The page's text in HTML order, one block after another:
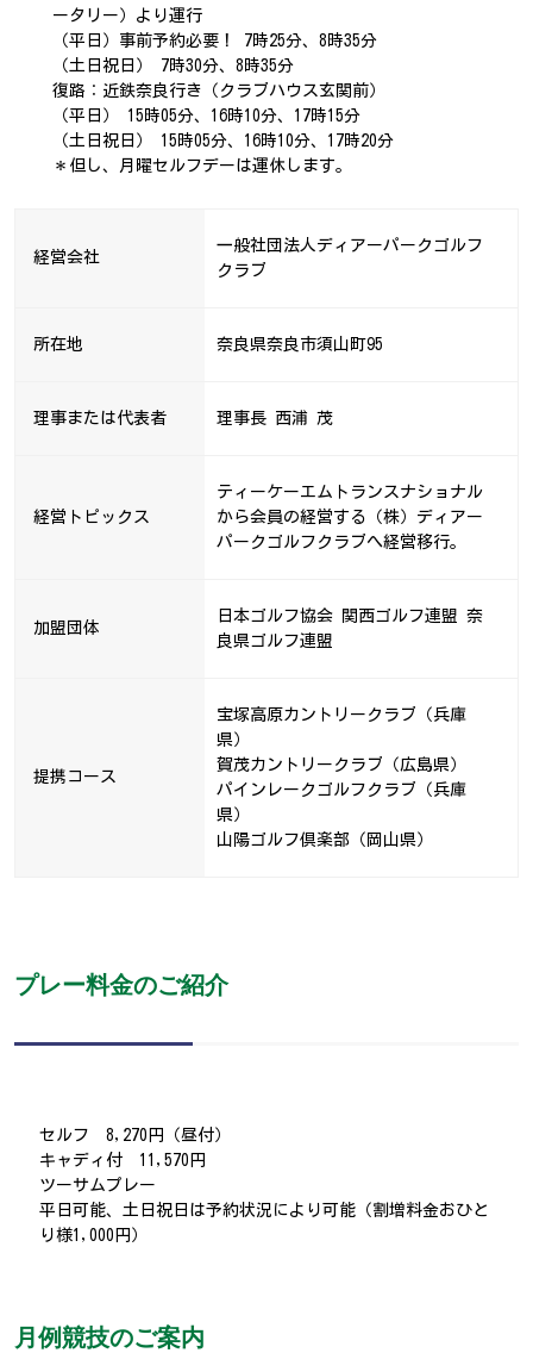
ータリー）より運行
（平日）事前予約必要！ 7時25分、8時35分
（土日祝日） 7時30分、8時35分
復路：近鉄奈良行き（クラブハウス玄関前）
（平日） 15時05分、16時10分、17時15分
（土日祝日） 15時05分、16時10分、17時20分
＊但し、月曜セルフデーは運休します。
経営会社
一般社団法人ディアーパークゴルフ
クラブ
所在地 奈良県奈良市須山町95
理事または代表者 理事長 西浦 茂
経営トピックス
ティーケーエムトランスナショナル
から会員の経営する（株）ディアー
パークゴルフクラブへ経営移行。
加盟団体
日本ゴルフ協会 関西ゴルフ連盟 奈
良県ゴルフ連盟
提携コース
宝塚高原カントリークラブ（兵庫
県）
賀茂カントリークラブ（広島県）
パインレークゴルフクラブ（兵庫
県）
山陽ゴルフ倶楽部（岡山県）
プレー料金のご紹介
セルフ 8,270円（昼付）
キャディ付 11,570円
ツーサムプレー
平日可能、土日祝日は予約状況により可能（割増料金おひと
り様1,000円）
月例競技のご案内